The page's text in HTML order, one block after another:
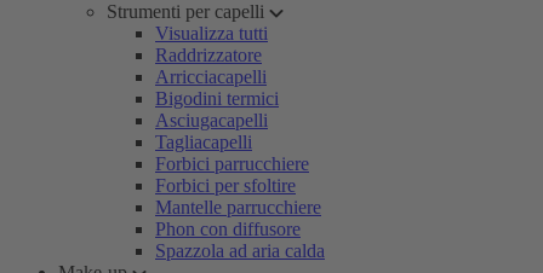
Strumenti per capelli
Visualizza tutti
Raddrizzatore
Arricciacapelli
Bigodini termici
Asciugacapelli
Tagliacapelli
Forbici parrucchiere
Forbici per sfoltire
Mantelle parrucchiere
Phon con diffusore
Spazzola ad aria calda